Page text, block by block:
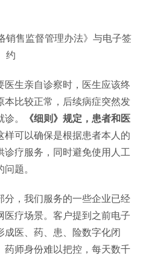
医生亲自诊察时，医生应该终
本比较正常，后续病症突然发
。
《细则》规定，患者和医
样可以确保是根据患者本人的
诊疗服务，同时避免使用人工
题。
分，我们服务的一些企业已经
医疗场景。客户提到之前电子
成医、药、患、险数字化闭
药师身份难以把控，每天数千